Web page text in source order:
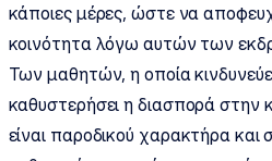
κάποιες μέρες, ώστε να
κοινότητα λόγω αυτών των
Των μαθητών, η οποία
καθυστερήσει η διασπορά στην
είναι παροδικού χαρακτήρα και